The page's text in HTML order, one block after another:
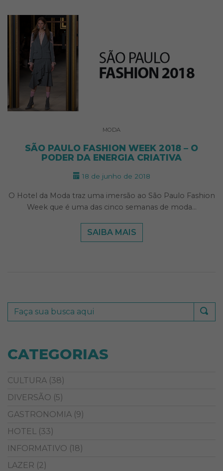
MODA
SÃO PAULO FASHION WEEK 2018 – O
PODER DA ENERGIA CRIATIVA
18 de junho de 2018
O Hotel da Moda traz uma imersão ao São Paulo Fashion
Week que é uma das cinco semanas de moda…
SAIBA MAIS
CATEGORIAS
CULTURA (38)
DIVERSÃO (5)
GASTRONOMIA (9)
HOTEL (33)
INFORMATIVO (18)
LAZER (2)